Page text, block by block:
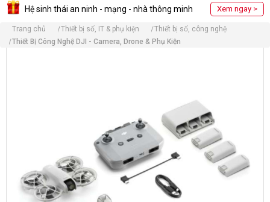
Hệ sinh thái an ninh - mạng - nhà thông minh Xem ngay >
Trang chủ Thiết bị số, IT & phụ kiện
Thiết bị số, công nghệ
Thiết Bị Công Nghệ DJI - Camera, Drone & Phụ Kiện